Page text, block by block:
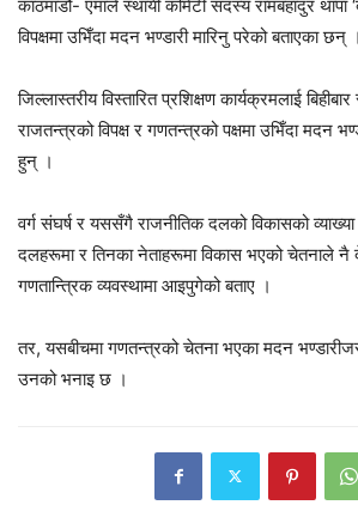
काठमाडौं- एमाले स्थायी कमिटी सदस्य रामबहादुर थापा
विपक्षमा उभिँदा मदन भण्डारी मारिनु परेको बताएका छन् ।
जिल्लास्तरीय विस्तारित प्रशिक्षण कार्यक्रमलाई
राजतन्त्रको विपक्ष र गणतन्त्रको पक्षमा उभिँदा मदन
हुन् ।
वर्ग संघर्ष र यससँगै राजनीतिक दलको विकासको
दलहरूमा र तिनका नेताहरूमा विकास भएको चेतनाले नै
गणतान्त्रिक व्यवस्थामा आइपुगेको बताए ।
तर, यसबीचमा गणतन्त्रको चेतना भएका मदन
उनको भनाइ छ ।